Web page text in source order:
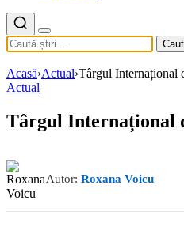
Acasă›Actual›Târgul Internațional
Actual
Târgul Internațional
Autor: Roxana Voicu